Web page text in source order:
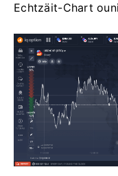
Echtzäit-Chart